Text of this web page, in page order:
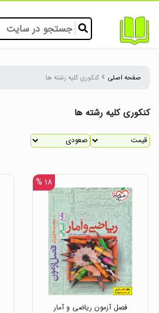
صفحه اصلی کنکوری کلیه رشته ها
کنکوری کلیه رشته ها
۱۸ %
فصل آزمون ریاضی و آمار